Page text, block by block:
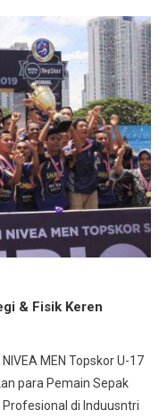
& Fisik Keren
MEN Topskor U-17
para Pemain Sepak
di Induusntri